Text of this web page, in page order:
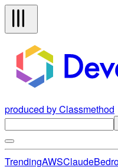
produced by Classmethod
TrendingAWSClaude